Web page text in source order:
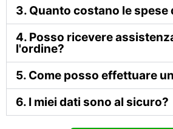
3. Quanto costano le spese
4. Posso ricevere
l'ordine?
5. Come posso effettuare
6. I miei dati sono al sicuro?